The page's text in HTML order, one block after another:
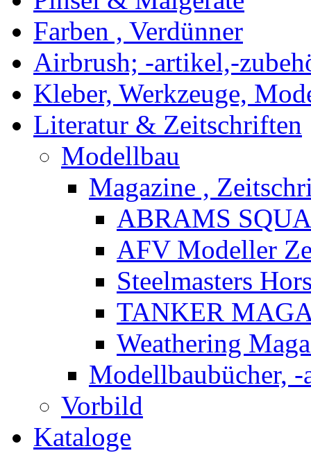
Farben , Verdünner
Airbrush; -artikel,-
Kleber, Werkzeuge,
Literatur & Zeitschriften
Modellbau
Magazine ,
ABRAMS
AFV Modeller
Steelmasters
TANKER
Weathering
Modellbaubücher, -
Vorbild
Kataloge